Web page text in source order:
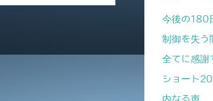
今後の180
制御を失う
全てに感謝
ショート
内なる声